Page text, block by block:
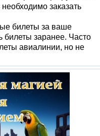
заказать
билеты за ваше
билеты заранее. Часто
авиалинии, но не